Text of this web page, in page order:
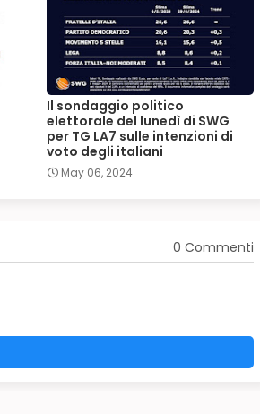
Il sondaggio politico
elettorale del lunedì di SWG
per TG LA7 sulle intenzioni di
voto degli italiani
May 06, 2024
0 Commenti